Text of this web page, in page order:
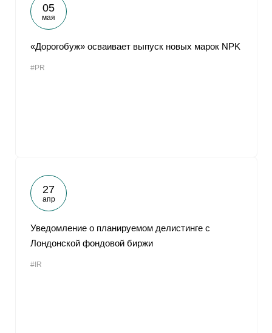
05
мая
«Дорогобуж» осваивает выпуск новых марок NPK
#PR
27
апр
Уведомление о планируемом делистинге с
Лондонской фондовой биржи
#IR